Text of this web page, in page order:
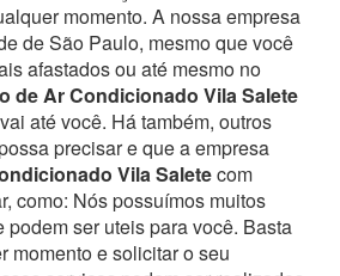
momento. A nossa empresa
de São Paulo, mesmo que você
afastados ou até mesmo no
de Ar Condicionado Vila Salete
até você. Há também, outros
precisar e que a empresa
Vila Saletecom
como: Nós possuímos muitos
podem ser uteis para você. Basta
momento e solicitar o seu